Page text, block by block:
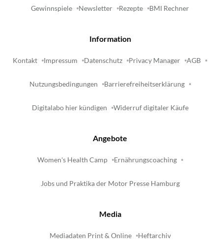
Gewinnspiele Newsletter Rezepte BMI Rechner
Information
Kontakt Impressum Datenschutz Privacy Manager AGB
Nutzungsbedingungen Barrierefreiheitserklärung
Digitalabo hier kündigen Widerruf digitaler Käufe
Angebote
Women's Health Camp Ernährungscoaching
Jobs und Praktika der Motor Presse Hamburg
Media
Mediadaten Print & Online Heftarchiv